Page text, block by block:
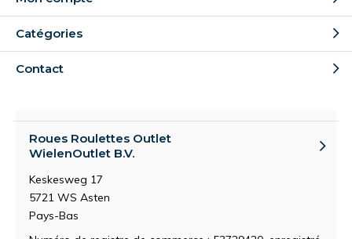
Catégories
Contact
Roues Roulettes Outlet
WielenOutlet B.V.
Keskesweg 17
5721 WS Asten
Pays-Bas